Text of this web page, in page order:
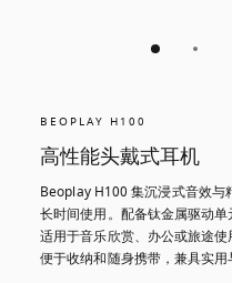
BEOPLAY H100
高性能头戴式耳机
Beoplay H100 集沉浸式音效与
长时间使用。配备钛金属驱动
适用于音乐欣赏、办公或旅途
便于收纳和随身携带，兼具实用